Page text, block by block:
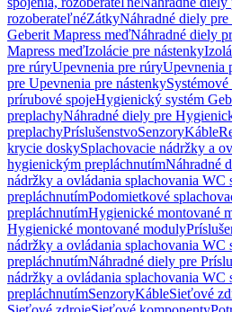
rozoberateľnéZátkyNáhradné diely
Geberit Mapress meďNáhradné diely
Mapress meďIzolácie pre nástenky
pre rúryUpevnenia pre rúryUpevnenia
pre Upevnenia pre nástenkySystémové
prírubové spojeHygienický systém
preplachyNáhradné diely pre
preplachyPríslušenstvoSenzoryKáble
krycie doskySplachovacie nádržky a
hygienickým prepláchnutímNáhradné
nádržky a ovládania splachovania WC
prepláchnutímPodomietkové
prepláchnutímHygienické montované
Hygienické montované moduly
nádržky a ovládania splachovania WC
prepláchnutímNáhradné diely pre
nádržky a ovládania splachovania WC
prepláchnutímSenzoryKábleSieťové